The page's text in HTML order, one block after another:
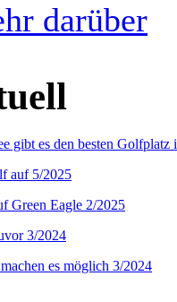
darüber
gibt es den besten
auf 5/2025
Green Eagle 2/2025
3/2024
es möglich 3/2024